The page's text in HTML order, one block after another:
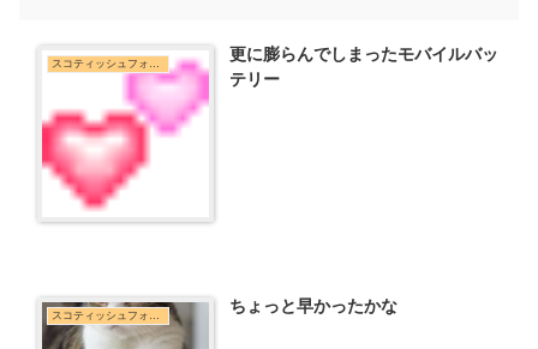
スコティッシュフォールド
更に膨らんでしまったモバイルバッ
テリー
ちょっと早かったかな